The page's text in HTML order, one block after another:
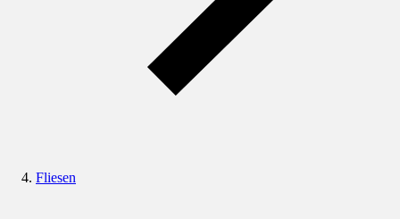
Fliesen